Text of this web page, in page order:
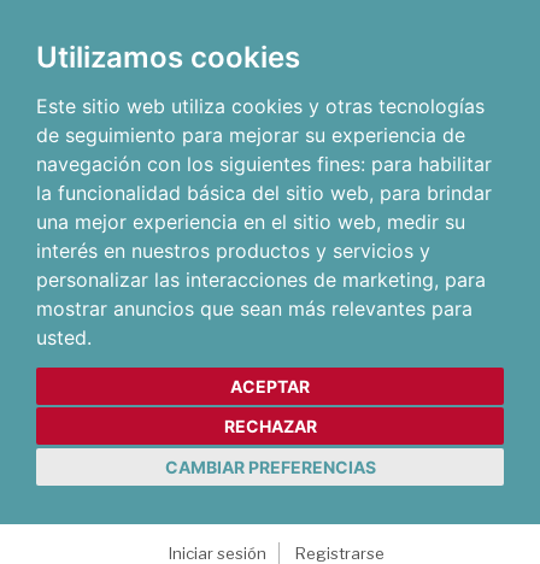
Utilizamos cookies
Este sitio web utiliza cookies y otras tecnologías
de seguimiento para mejorar su experiencia de
navegación con los siguientes fines: para habilitar
la funcionalidad básica del sitio web, para brindar
una mejor experiencia en el sitio web, medir su
interés en nuestros productos y servicios y
personalizar las interacciones de marketing, para
mostrar anuncios que sean más relevantes para
usted.
ACEPTAR
RECHAZAR
CAMBIAR PREFERENCIAS
Iniciar sesión
Registrarse